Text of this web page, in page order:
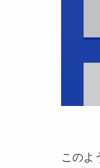
このよ